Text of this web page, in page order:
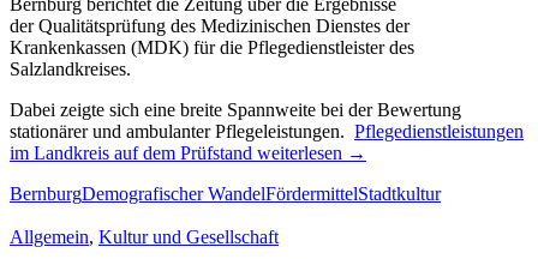
Bernburg berichtet die Zeitung über die Ergebnisse
der Qualitätsprüfung des Medizinischen Dienstes der
Krankenkassen (MDK) für die Pflegedienstleister des
Salzlandkreises.
Dabei zeigte sich eine breite Spannweite bei der Bewertung
stationärer und ambulanter Pflegeleistungen. Pflegedienstleistungen
im Landkreis auf dem Prüfstand weiterlesen →
BernburgDemografischer WandelFördermittelStadtkultur
Allgemein, Kultur und Gesellschaft